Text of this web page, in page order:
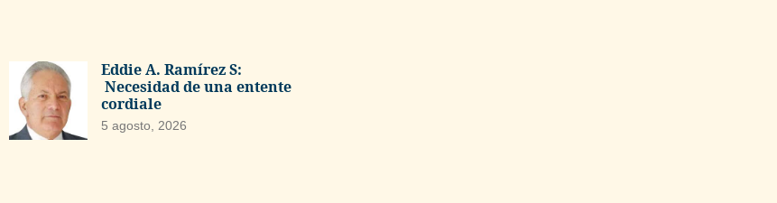
Eddie A. Ramírez S:
Necesidad de una entente
cordiale
5 agosto, 2026